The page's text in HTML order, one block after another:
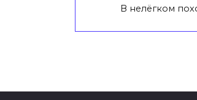
В нелёгком